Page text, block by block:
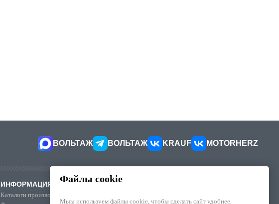
ВОЛЬТАЖ ВОЛЬТАЖ KRAUF MOTORHERZ
ИНФОРМАЦИЯ
Каталоги производителей
КОНТАКТЫ
Файлы cookie
Мыы используем файлы cookie, чтобы cделать сайт удобнее.